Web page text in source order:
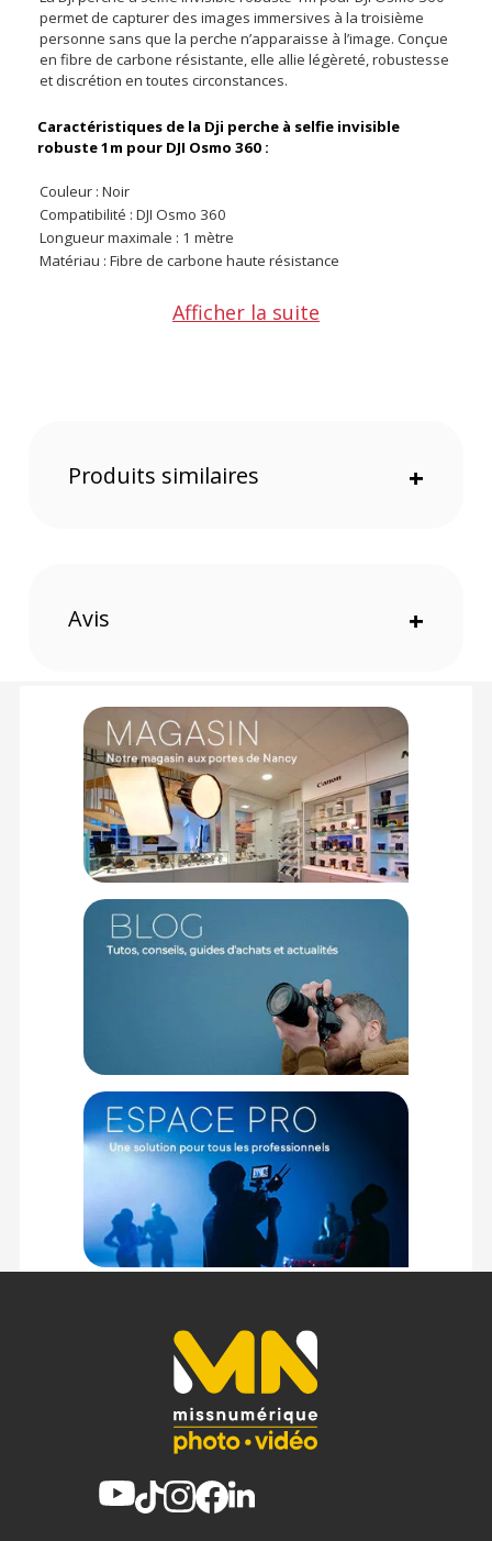
permet de capturer des images immersives à la troisième
personne sans que la perche n’apparaisse à l’image. Conçue
en fibre de carbone résistante, elle allie légèreté, robustesse
et discrétion en toutes circonstances.
Caractéristiques de la Dji perche à selfie invisible
robuste 1m pour DJI Osmo 360 :
Couleur : Noir
Compatibilité : DJI Osmo 360
Longueur maximale : 1 mètre
Matériau : Fibre de carbone haute résistance
CONTENU DU CARTON
Garantie 2 ans
sur le prix TTC en €, les points seront effectivement calculés dans le
Afficher la suite
Produits similaires +
Avis +